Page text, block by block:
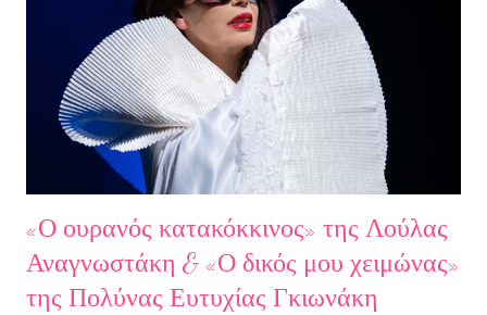
μουσικοσυνθέτης Πέννυ Μπινιάρη και ο σκηνοθέτης Στέργιος
Παπαευαγγέλου Σκηνοθεσία: Δημήτρης Σωτηράκης Βοηθός
Σκηνοθέτης: Νεκταρία Δασκαλάκη Παρουσιάστηκαν τα βιβλία
"Ο πόλεμος δεν τελείωσε ακόμα" μυθιστόρημα του Στάθη
Βαλούκου και τα ε...
«Ο ουρανός κατακόκκινος» της Λούλας
Αναγνωστάκη & «Ο δικός μου χειμώνας»
της Πολύνας Ευτυχίας Γκιωνάκη